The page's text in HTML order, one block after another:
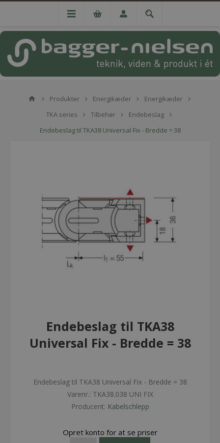
Produkter Energikæder
Energikæder
TKA series
Tilbehør
Endebeslag
Endebeslag til TKA38 Universal Fix - Bredde = 38
Endebeslag til TKA38
Universal Fix - Bredde = 38
Endebeslag til TKA38 Universal Fix - Bredde = 38
Varenr.: TKA38.038 UNI FIX
Producent: Kabelschlepp
Opret konto for at se priser